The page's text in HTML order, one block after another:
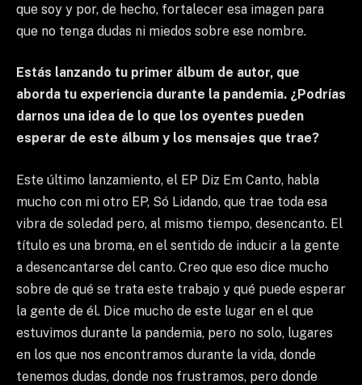
que soy y por, de hecho, fortalecer esa imagen para
que no tenga dudas ni miedos sobre ese nombre.
Estás lanzando tu primer álbum de autor, que
aborda tu experiencia durante la pandemia. ¿Podrías
darnos una idea de lo que los oyentes pueden
esperar de este álbum y los mensajes que trae?
Este último lanzamiento, el EP Diz Em Canto, habla
mucho con mi otro EP, Só Lidando, que trae toda esa
vibra de soledad pero, al mismo tiempo, desencanto. El
título es una broma, en el sentido de inducir a la gente
a desencantarse del canto. Creo que eso dice mucho
sobre de qué se trata este trabajo y qué puede esperar
la gente de él. Dice mucho de este lugar en el que
estuvimos durante la pandemia, pero no solo, lugares
en los que nos encontramos durante la vida, donde
tenemos dudas, donde nos frustramos, pero donde